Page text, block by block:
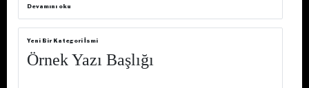
Devamını oku
Yeni Bir Kategori İsmi
Örnek Yazı Başlığı